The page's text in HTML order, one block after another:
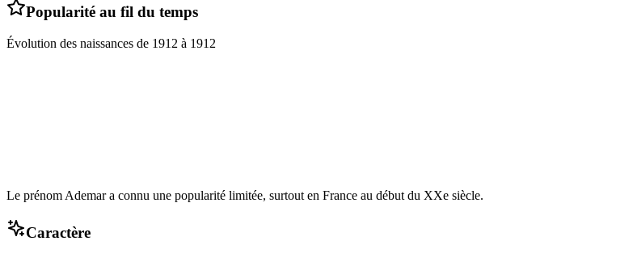
Popularité au fil du temps
Évolution des naissances de 1912 à 1912
Le prénom Ademar a connu une popularité limitée, surtout en France au début du XXe siècle.
Caractère